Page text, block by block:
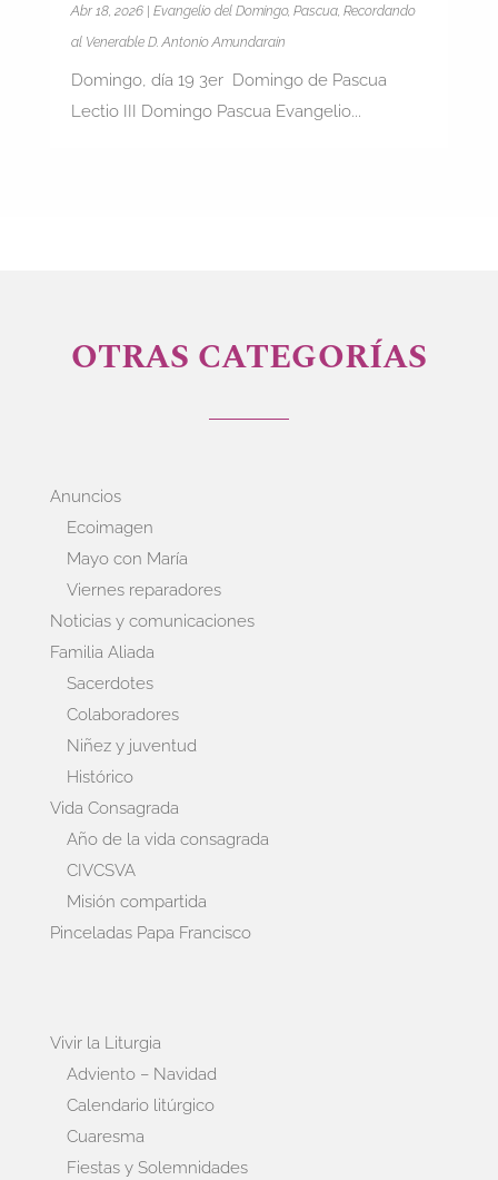
Abr 18, 2026| Evangelio del Domingo, Pascua, Recordando
al Venerable D. Antonio Amundarain
Domingo, día 19 3er Domingo de Pascua
Lectio III Domingo Pascua Evangelio...
OTRAS CATEGORÍAS
Anuncios
Ecoimagen
Mayo con María
Viernes reparadores
Noticias y comunicaciones
Familia Aliada
Sacerdotes
Colaboradores
Niñez y juventud
Histórico
Vida Consagrada
Año de la vida consagrada
CIVCSVA
Misión compartida
Pinceladas Papa Francisco
Vivir la Liturgia
Adviento – Navidad
Calendario litúrgico
Cuaresma
Fiestas y Solemnidades